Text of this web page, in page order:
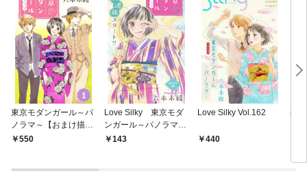
東京モダンガール～パ
ノラマ～【おまけ描き
下ろし付き】 1巻
550
Love Silky 東京モダ
ンガール～パノラマ
～ story01
143
Love Silky Vol.162
440
楽